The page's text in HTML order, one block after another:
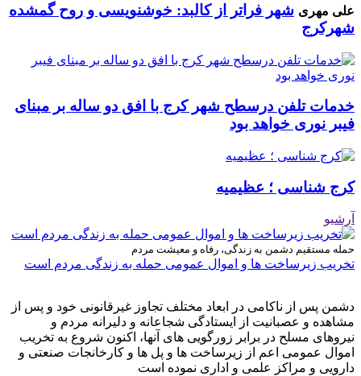
علی مهری شهر فراتر از کالبد: خوشنویسی و روح گمشده
شهرکرج
خدمات تلفن درسطح شهر کرج با افق دو ساله بر مبنای
فیبر نوری خواهد بود
کرج شناسی ؛ عظیمیه
آرشیو
حمله مستقیم دشمن به زندگی، رفاه و معیشت مردم
تخریب زیرساخت ها و اموال عمومی حمله به زندگی مردم است
دشمن پس از ناکامی در ابعاد مختلف تجاوز غیرقانونی خود و پس از
مشاهده و عصبانیت از ایستادگی شجاعانه و دلیرانه مردم و
نیروهای مسلح در برابر زورگویی های آنها، اکنون شروع به تخریب
اموال عمومی اعم از زیرساخت ها و پل ها و کارخانجات صنعتی و
دارویی و مراکز علمی و اداری نموده است